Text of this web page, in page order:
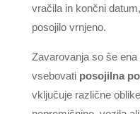
vračila in končni
posojilo vrnjeno.
Zavarovanja so še
vsebovati posojilna
vključuje različne